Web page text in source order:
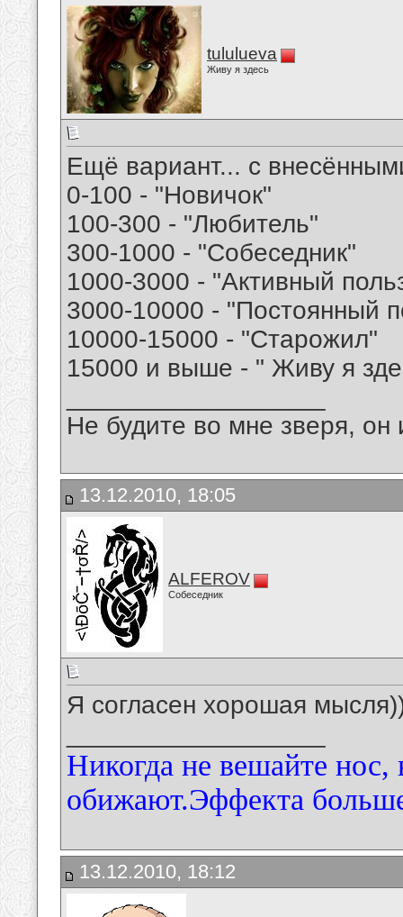
tululueva
Живу я здесь
Ещё вариант... с
0-100 - "Новичок"
100-300 - "Любитель"
300-1000 - "Собеседник"
1000-3000 - "Активный
3000-10000 - "Постоянный
10000-15000 - "Старожил"
15000 и выше - " Живу я
Не будите во мне зверя, он
13.12.2010, 18:05
ALFEROV
Собеседник
Я согласен хорошая
Никогда не вешайте
обижают.Эффекта
13.12.2010, 18:12